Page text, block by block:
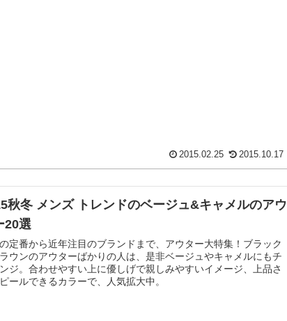
2015.02.25 2015.10.17
秋冬 メンズ トレンドのベージュ&キャメルのアウ
20選
定番から近年注目のブランドまで、アウター大特集！ブラック
ウンのアウターばかりの人は、是非ベージュやキャメルにもチ
ジ。合わせやすい上に優しげで親しみやすいイメージ、上品さ
ールできるカラーで、人気拡大中。